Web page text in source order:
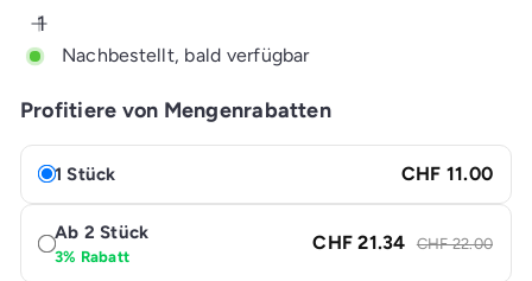
Nachbestellt, bald verfügbar
Profitiere von Mengenrabatten
1 Stück CHF 11.00
Ab 2 Stück
3% Rabatt
CHF 21.34 CHF 22.00